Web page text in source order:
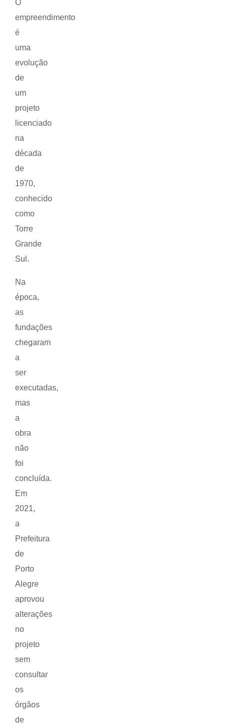
O
empreendimento
é
uma
evolução
de
um
projeto
licenciado
na
década
de
1970,
conhecido
como
Torre
Grande
Sul.
Na
época,
as
fundações
chegaram
a
ser
executadas,
mas
a
obra
não
foi
concluída.
Em
2021,
a
Prefeitura
de
Porto
Alegre
aprovou
alterações
no
projeto
sem
consultar
os
órgãos
de